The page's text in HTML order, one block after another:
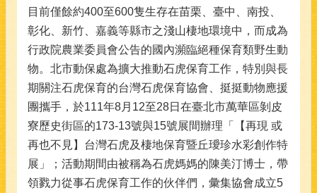
目前僅餘約400至600隻生存在苗栗、臺中、南投、
彰化、新竹、嘉義等縣市之淺山棲地環境中，而成為
行政院農業委員會公告的國內瀕臨絕種保育類野生動
物。北市動保處為擴大推動石虎保育工作，特別與長
期關注石虎保育的台灣石虎保育協會、挺挺動物應援
團攜手，於111年8月12至28日在臺北市萬華區剝皮
寮歷史街區的173-13號與15號展間辦理「【再現 或
再也不見】台灣石虎及棲地保育暨丘璦珍水彩創作特
展」；活動期間由被稱為石虎媽媽的陳美汀博士，帶
領戮力從事石虎保育工作的伙伴們，彙集協會成立5